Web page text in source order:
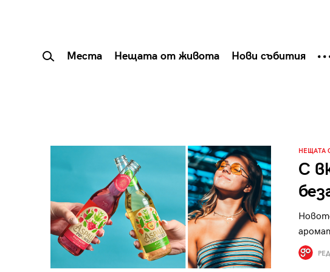
Места Нещата от живота Нови събития
НЕЩАТА
С